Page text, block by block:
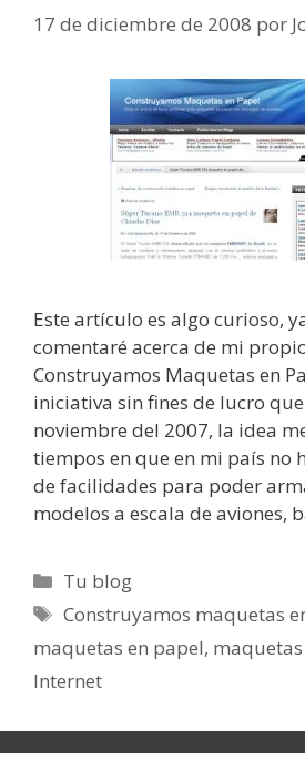
17 de diciembre de 2008 por
Este artículo es algo curioso,
comentaré acerca de mi
Construyamos Maquetas en
iniciativa sin fines de lucro
noviembre del 2007, la idea
tiempos en que en mi país no
de facilidades para poder
modelos a escala de aviones,
Categorías
Tu blog
Etiquetas
Construyamos maquetas
maquetas en papel,
Internet